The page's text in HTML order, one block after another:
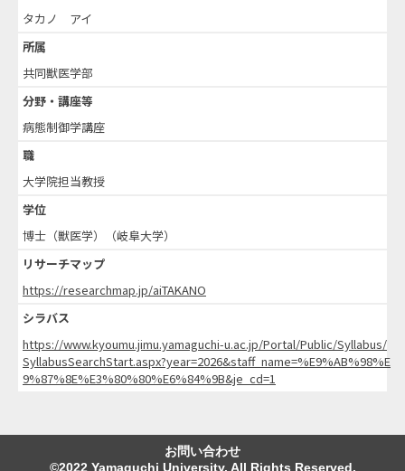
タカノ アイ
所属
共同獣医学部
分野・講座等
病態制御学講座
職
大学院担当教授
学位
博士（獣医学）（岐阜大学）
リサーチマップ
https://researchmap.jp/aiTAKANO
シラバス
https://www.kyoumu.jimu.yamaguchi-u.ac.jp/Portal/Public/Syllabus/
SyllabusSearchStart.aspx?year=2026&staff_name=%E9%AB%98%E
9%87%8E%E3%80%80%E6%84%9B&je_cd=1
お問い合わせ
©2022 Yamaguchi University. All Rights Reserved.